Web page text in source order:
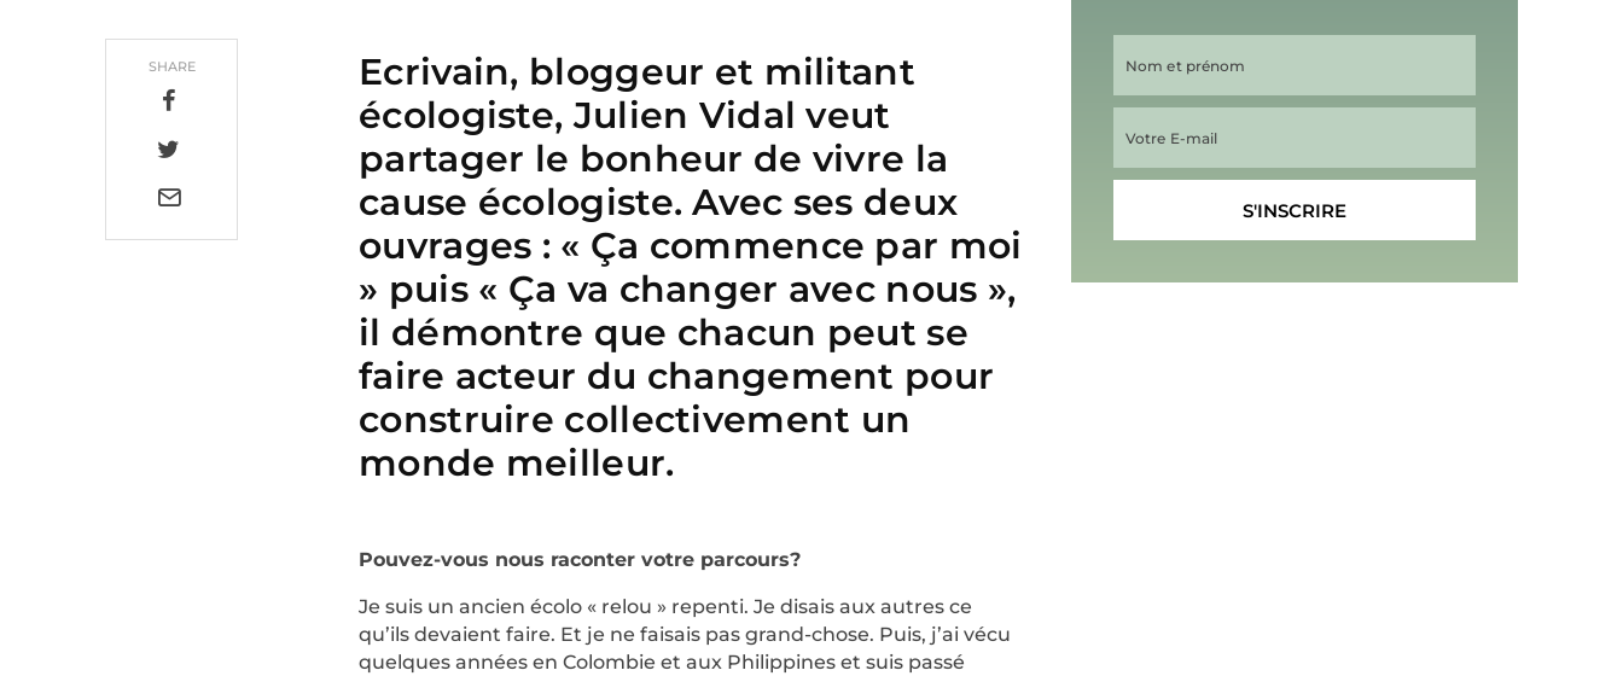
SHARE
Ecrivain, bloggeur et militant
écologiste, Julien Vidal veut
partager le bonheur de vivre la
cause écologiste. Avec ses deux
ouvrages : « Ça commence par moi
» puis « Ça va changer avec nous »,
il démontre que chacun peut se
faire acteur du changement pour
construire collectivement un
monde meilleur.
Pouvez-vous nous raconter votre parcours?
Je suis un ancien écolo « relou » repenti. Je disais aux autres ce
qu’ils devaient faire. Et je ne faisais pas grand-chose. Puis, j’ai vécu
quelques années en Colombie et aux Philippines et suis passé